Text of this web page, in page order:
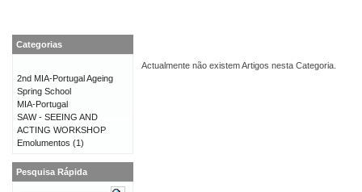
Actualmente não existem Artigos nesta Categoria.
Categorias
2nd MIA-Portugal Ageing
Spring School
MIA-Portugal
SAW - SEEING AND
ACTING WORKSHOP
Emolumentos (1)
Pesquisa Rápida